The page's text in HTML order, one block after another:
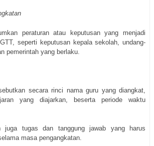
peraturan atau keputusan yang menjadi
seperti keputusan kepala sekolah, undang-
pemerintah yang berlaku.
secara rinci nama guru yang diangkat,
yang diajarkan, beserta periode waktu
juga tugas dan tanggung jawab yang harus
masa pengangkatan.